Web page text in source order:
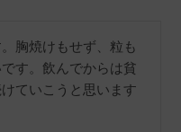
胸焼けもせず、粒も
す。飲んでからは貧
ていこうと思います